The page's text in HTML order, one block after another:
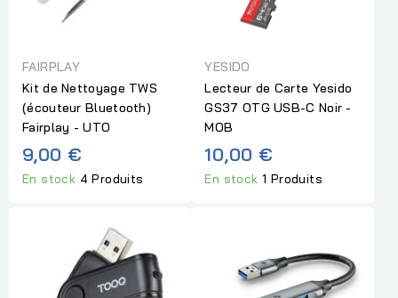
FAIRPLAY
Kit de Nettoyage TWS
(écouteur Bluetooth)
Fairplay - UTO
9,00 €
En stock 4 Produits
YESIDO
Lecteur de Carte Yesido
GS37 OTG USB-C Noir -
MOB
10,00 €
En stock1 Produits